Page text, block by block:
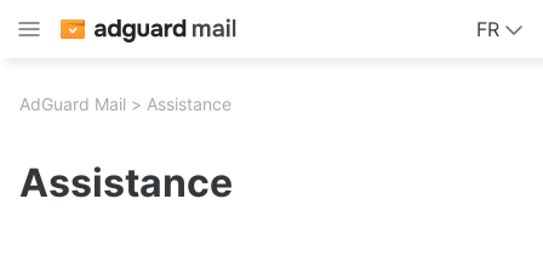
FR
AdGuard Mail Assistance
Assistance